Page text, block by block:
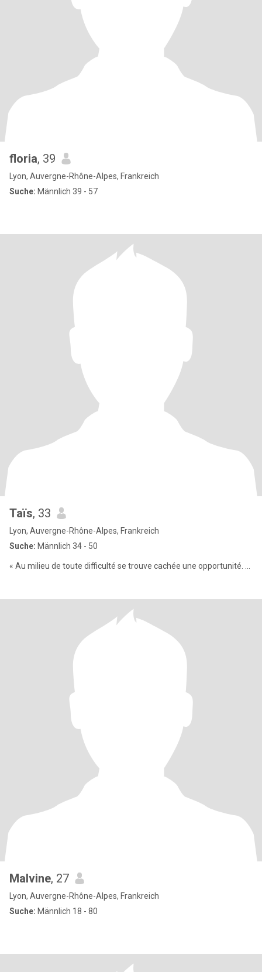
floria, 39
Lyon, Auvergne-Rhône-Alpes, Frankreich
Suche: Männlich 39 - 57
Taïs, 33
Lyon, Auvergne-Rhône-Alpes, Frankreich
Suche: Männlich 34 - 50
« Au milieu de toute difficulté se trouve cachée une opportunité. ...
Malvine, 27
Lyon, Auvergne-Rhône-Alpes, Frankreich
Suche: Männlich 18 - 80